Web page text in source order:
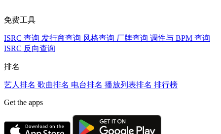
免费工具
ISRC 查询 发行商查询 风格查询 厂牌查询 调性与 BPM 查询
ISRC 反向查询
排名
艺人排名 歌曲排名 电台排名 播放列表排名 排行榜
Get the apps